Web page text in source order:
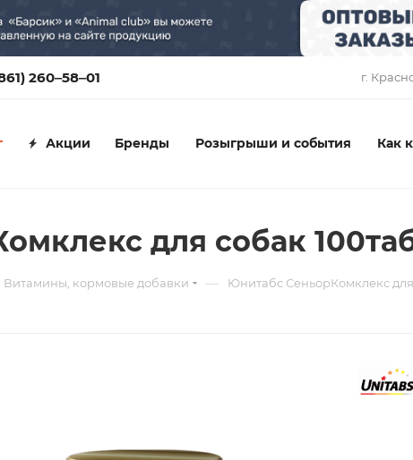
260‒58‒01 г.
Акции Бренды Розыгрыши и события Как
для собак
Витамины, кормовые добавки — Юнитабс СеньорКомклекс для